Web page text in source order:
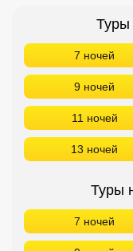
Туры
7 ночей
9 ночей
11 ночей
13 ночей
Туры
7 ночей
Сетевые отели
Сетевые отели